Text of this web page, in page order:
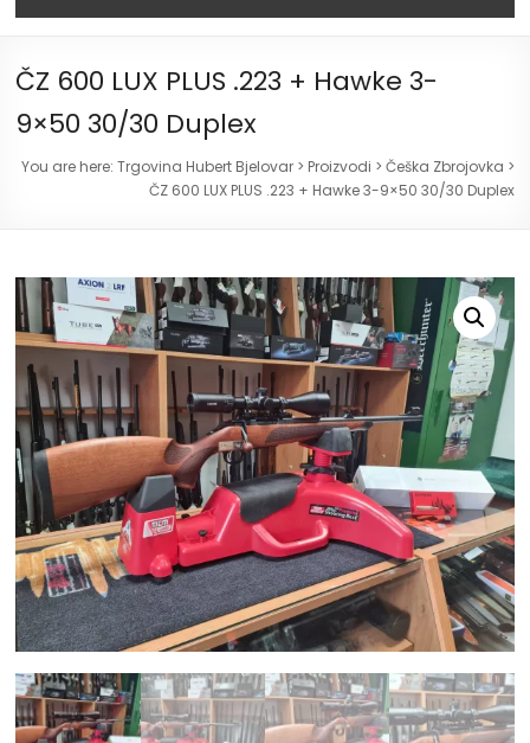
ČZ 600 LUX PLUS .223 + Hawke 3-
9×50 30/30 Duplex
You are here: Trgovina Hubert Bjelovar> Proizvodi > Češka Zbrojovka >
ČZ 600 LUX PLUS .223 + Hawke 3-9×50 30/30 Duplex